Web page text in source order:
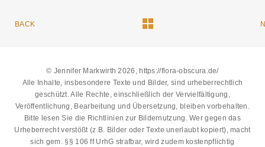
BACK
© Jennifer Markwirth 2026, https://flora-obscura.de/
Alle Inhalte, insbesondere Texte und Bilder, sind urheberrechtlich
geschützt. Alle Rechte, einschließlich der Vervielfältigung,
Veröffentlichung, Bearbeitung und Übersetzung, bleiben vorbehalten.
Bitte lesen Sie die Richtlinien zur Bildernutzung . Wer gegen das
Urheberrecht verstößt (z.B. Bilder oder Texte unerlaubt kopiert), macht
sich gem. §§ 106 ff UrhG strafbar, wird zudem kostenpflichtig